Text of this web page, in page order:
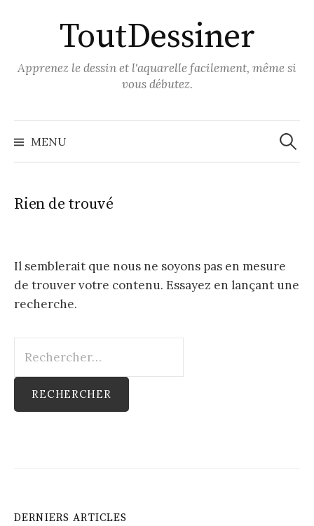
ToutDessiner
Apprenez le dessin et l'aquarelle facilement, même si
vous débutez.
MENU
Rien de trouvé
Il semblerait que nous ne soyons pas en mesure
de trouver votre contenu. Essayez en lançant une
recherche.
Rechercher :
DERNIERS ARTICLES